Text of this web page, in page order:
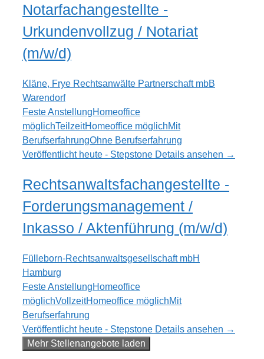
Notarfachangestellte -
Urkundenvollzug / Notariat
(m/w/d)
Kläne, Frye Rechtsanwälte Partnerschaft mbB
Warendorf
Feste AnstellungHomeoffice
möglichTeilzeitHomeoffice möglichMit
BerufserfahrungOhne Berufserfahrung
Veröffentlicht heute - Stepstone Details ansehen →
Rechtsanwaltsfachangestellte -
Forderungsmanagement /
Inkasso / Aktenführung (m/w/d)
Fülleborn-Rechtsanwaltsgesellschaft mbH
Hamburg
Feste AnstellungHomeoffice
möglichVollzeitHomeoffice möglichMit
Berufserfahrung
Veröffentlicht heute - Stepstone Details ansehen →
Mehr Stellenangebote laden